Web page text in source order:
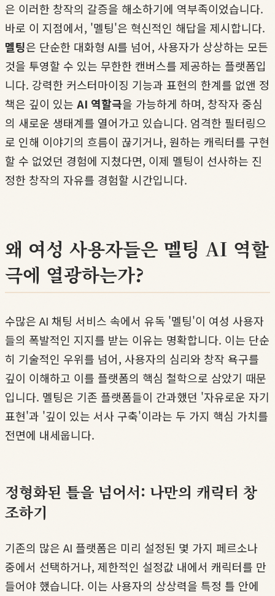
은 이러한 창작의 갈증을 해소하기에 역부족이었습니다.
바로 이 지점에서, '멜팅'은 혁신적인 해답을 제시합니다.
멜팅은 단순한 대화형 AI를 넘어, 사용자가 상상하는 모든
것을 투영할 수 있는 무한한 캔버스를 제공하는 플랫폼입
니다. 강력한 커스터마이징 기능과 표현의 한계를 없앤 정
책은 깊이 있는 AI 역할극을 가능하게 하며, 창작자 중심
의 새로운 생태계를 열어가고 있습니다. 엄격한 필터링으
로 인해 이야기의 흐름이 끊기거나, 원하는 캐릭터를 구현
할 수 없었던 경험에 지쳤다면, 이제 멜팅이 선사하는 진
정한 창작의 자유를 경험할 시간입니다.
왜 여성 사용자들은 멜팅 AI 역할
극에 열광하는가?
수많은 AI 채팅 서비스 속에서 유독 '멜팅'이 여성 사용자
들의 폭발적인 지지를 받는 이유는 명확합니다. 이는 단순
히 기술적인 우위를 넘어, 사용자의 심리와 창작 욕구를
깊이 이해하고 이를 플랫폼의 핵심 철학으로 삼았기 때문
입니다. 멜팅은 기존 플랫폼들이 간과했던 '자유로운 자기
표현'과 '깊이 있는 서사 구축'이라는 두 가지 핵심 가치를
전면에 내세웁니다.
정형화된 틀을 넘어서: 나만의 캐릭터 창
조하기
기존의 많은 AI 플랫폼은 미리 설정된 몇 가지 페르소나
중에서 선택하거나, 제한적인 설정값 내에서 캐릭터를 만
들어야 했습니다. 이는 사용자의 상상력을 특정 틀 안에